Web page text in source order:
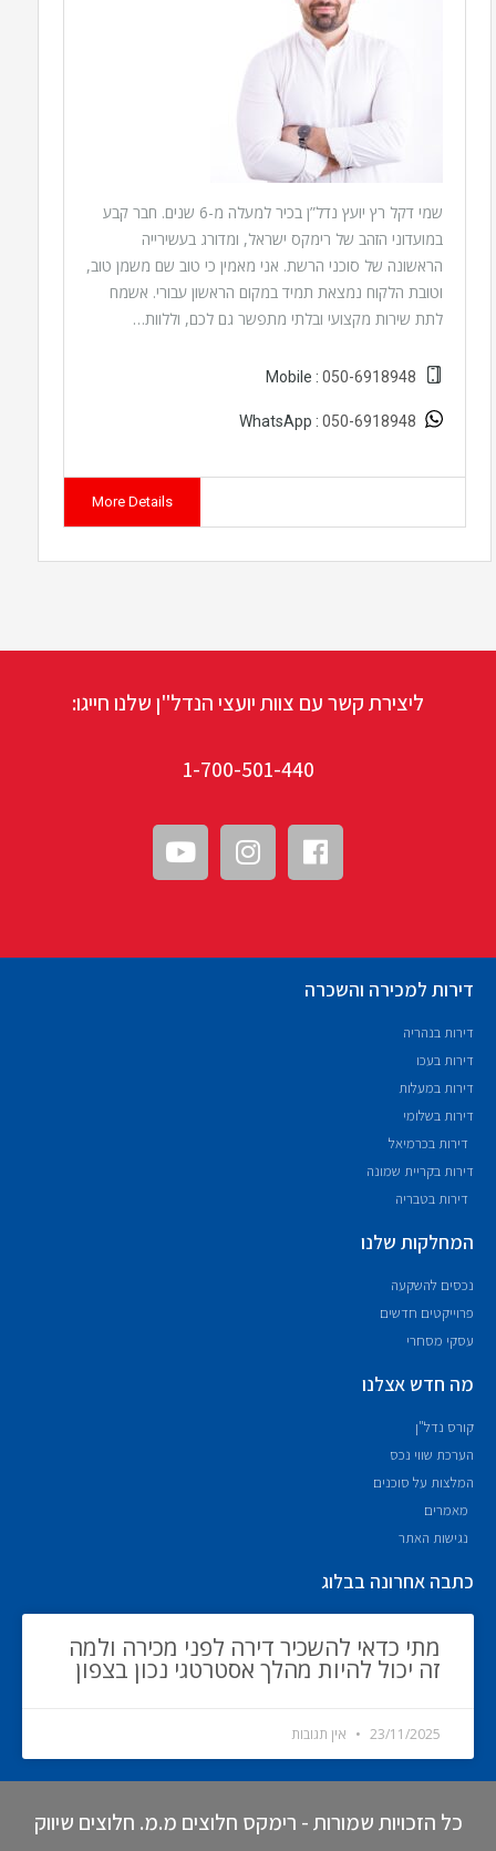
שמי דקל רץ יועץ נדל”ן בכיר למעלה מ-6 שנים. חבר קבע
במועדוני הזהב של רימקס ישראל, ומדורג בעשירייה
הראשונה של סוכני הרשת. אני מאמין כי טוב שם משמן טוב,
וטובת הלקוח נמצאת תמיד במקום הראשון עבורי. אשמח
לתת שירות מקצועי ובלתי מתפשר גם לכם, וללוות…
050-6918948
050-6918948
More Details
ליצירת קשר עם צוות יועצי הנדל"ן שלנו חייגו:
1-700-501-440
דירות למכירה והשכרה
דירות בנהריה
דירות בעכו
דירות במעלות
דירות בשלומי
דירות בכרמיאל
דירות בקריית שמונה
דירות בטבריה
המחלקות שלנו
נכסים להשקעה
פרוייקטים חדשים
עסקי מסחרי
מה חדש אצלנו
קורס נדל"ן
הערכת שווי נכס
המלצות על סוכנים
מאמרים
נגישות האתר
כתבה אחרונה בבלוג
מתי כדאי להשכיר דירה לפני מכירה ולמה
זה יכול להיות מהלך אסטרטגי נכון בצפון
23/11/2025 אין תגובות
כל הזכויות שמורות - רימקס חלוצים מ.מ. חלוצים שיווק